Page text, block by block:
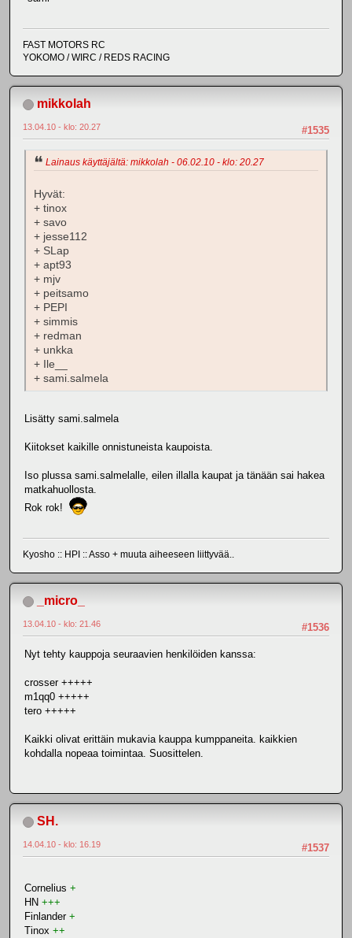
FAST MOTORS RC
YOKOMO / WIRC / REDS RACING
mikkolah
#1535
13.04.10 - klo: 20.27
Lainaus käyttäjältä: mikkolah - 06.02.10 - klo: 20.27
Hyvät:
+ tinox
+ savo
+ jesse112
+ SLap
+ apt93
+ mjv
+ peitsamo
+ PEPI
+ simmis
+ redman
+ unkka
+ Ile__
+ sami.salmela
Lisätty sami.salmela
Kiitokset kaikille onnistuneista kaupoista.
Iso plussa sami.salmelalle, eilen illalla kaupat ja tänään sai hakea
matkahuollosta.
Rok rok!
Kyosho :: HPI :: Asso + muuta aiheeseen liittyvää..
_micro_
#1536
13.04.10 - klo: 21.46
Nyt tehty kauppoja seuraavien henkilöiden kanssa:
crosser +++++
m1qq0 +++++
tero +++++
Kaikki olivat erittäin mukavia kauppa kumppaneita. kaikkien
kohdalla nopeaa toimintaa. Suosittelen.
SH.
#1537
14.04.10 - klo: 16.19
Cornelius +
HN +++
Finlander +
Tinox ++